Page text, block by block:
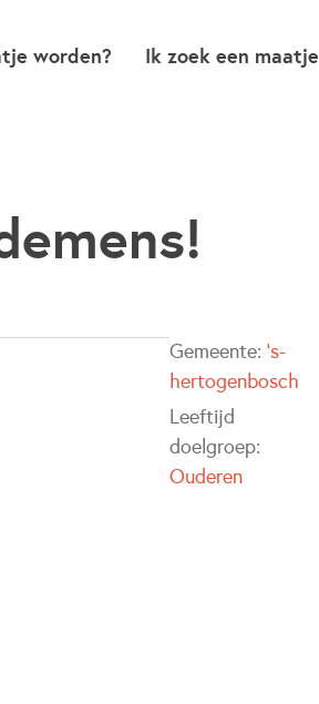
worden? Ik zoek een maatje
Gemeente: 's-
hertogenbosch
Leeftijd
doelgroep:
Ouderen